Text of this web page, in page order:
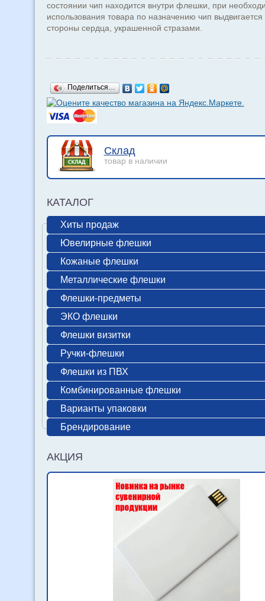
состоянии чип находится внутри флешки, при
использования товара по назначению чип выдвигается
стороны сердца, украшенной стразами.
Поделиться…
Склад
товар в наличии
КАТАЛОГ
Хиты продаж
Ювелирные флешки
Кожаные флешки
Металлические флешки
Флешки-предметы
ЭКО флешки
Флешки визитки
Ручки-флешки
Флешки из ПВХ
Комбинированные флешки
Варианты упаковки
Брендирование
АКЦИЯ